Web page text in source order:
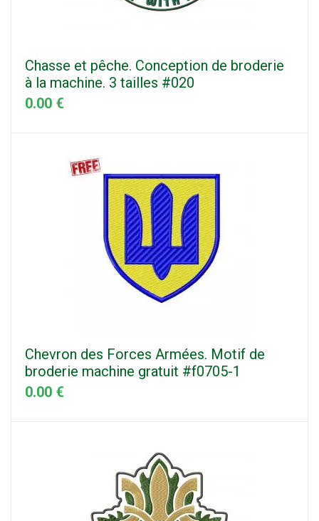
Chasse et pêche. Conception de broderie
à la machine. 3 tailles #020
0.00 €
Chevron des Forces Armées. Motif de
broderie machine gratuit #f0705-1
0.00 €